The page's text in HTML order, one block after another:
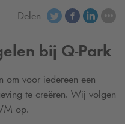
Delen
bij Q-Park
om voor iedereen een
te creëren. Wij volgen
op.